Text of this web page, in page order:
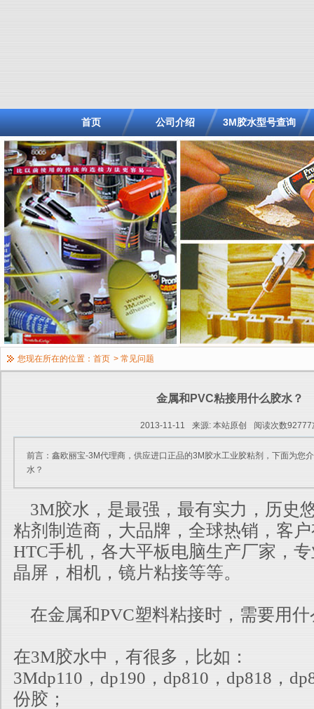
首页 公司介绍 3M胶水型号查询
您现在所在的位置： 首页 > 常见问题
金属和PVC粘接用什么胶水？
2013-11-11 来源: 本站原创 阅读次数92777
前言：鑫欧丽宝-3M代理商，供应进口正品的3M胶水工业胶粘剂，下面为您
水？
3M胶水，是最强，最有实力，历史
粘剂制造商，大品牌，全球热销 ，客
HTC手机，各大平板电脑生产厂家，
晶屏，相机， 镜片粘接等等。
在金属和PVC塑料粘接时，需要用什
在3M胶水中，有很多，比如：
3Mdp110，dp190，dp810，dp818，
份胶；